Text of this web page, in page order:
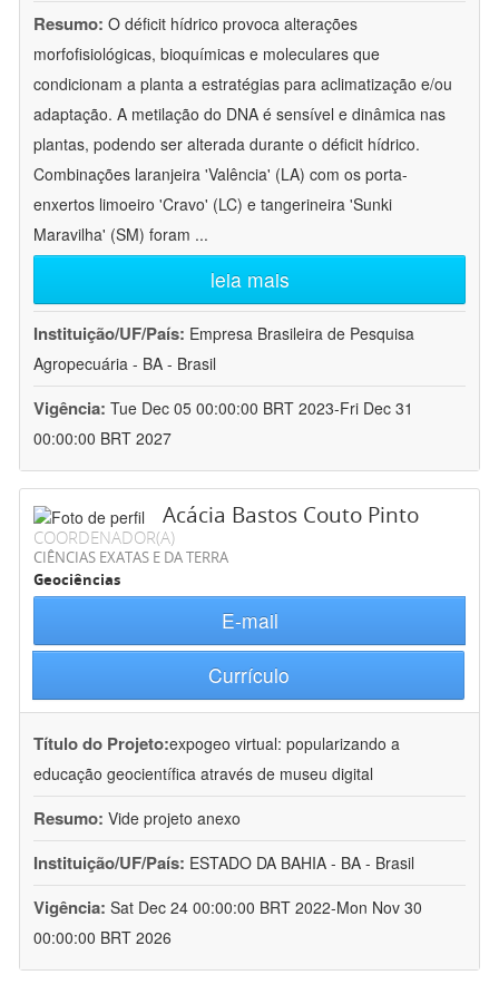
Resumo: O déficit hídrico provoca alterações
morfofisiológicas, bioquímicas e moleculares que
condicionam a planta a estratégias para aclimatização e/ou
adaptação. A metilação do DNA é sensível e dinâmica nas
plantas, podendo ser alterada durante o déficit hídrico.
Combinações laranjeira 'Valência' (LA) com os porta-
enxertos limoeiro 'Cravo' (LC) e tangerineira 'Sunki
Maravilha' (SM) foram ...
leia mais
Instituição/UF/País: Empresa Brasileira de Pesquisa
Agropecuária - BA - Brasil
Vigência: Tue Dec 05 00:00:00 BRT 2023-Fri Dec 31
00:00:00 BRT 2027
Acácia Bastos Couto Pinto
COORDENADOR(A)
CIÊNCIAS EXATAS E DA TERRA
Geociências
E-mail
Currículo
Título do Projeto:expogeo virtual: popularizando a
educação geocientífica através de museu digital
Resumo: Vide projeto anexo
Instituição/UF/País: ESTADO DA BAHIA - BA - Brasil
Vigência: Sat Dec 24 00:00:00 BRT 2022-Mon Nov 30
00:00:00 BRT 2026